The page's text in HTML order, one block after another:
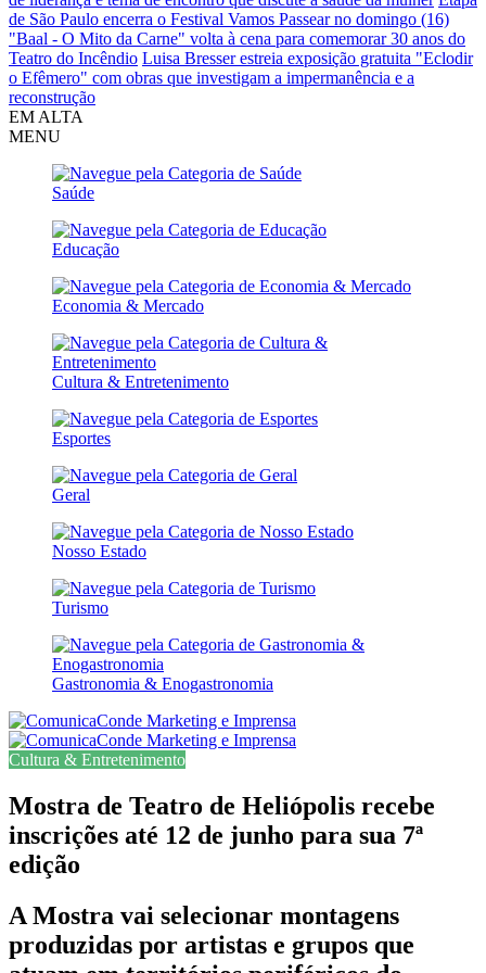
de São Paulo encerra o Festival Vamos Passear no domingo (16)
"Baal - O Mito da Carne" volta à cena para comemorar 30 anos do
Teatro do Incêndio Luisa Bresser estreia exposição gratuita "Eclodir
o Efêmero" com obras que investigam a impermanência e a
reconstrução
EM ALTA
MENU
Saúde
Educação
Economia & Mercado
Cultura & Entretenimento
Esportes
Geral
Nosso Estado
Turismo
Gastronomia & Enogastronomia
Cultura & Entretenimento
Mostra de Teatro de Heliópolis recebe
inscrições até 12 de junho para sua 7ª
edição
A Mostra vai selecionar montagens
produzidas por artistas e grupos que